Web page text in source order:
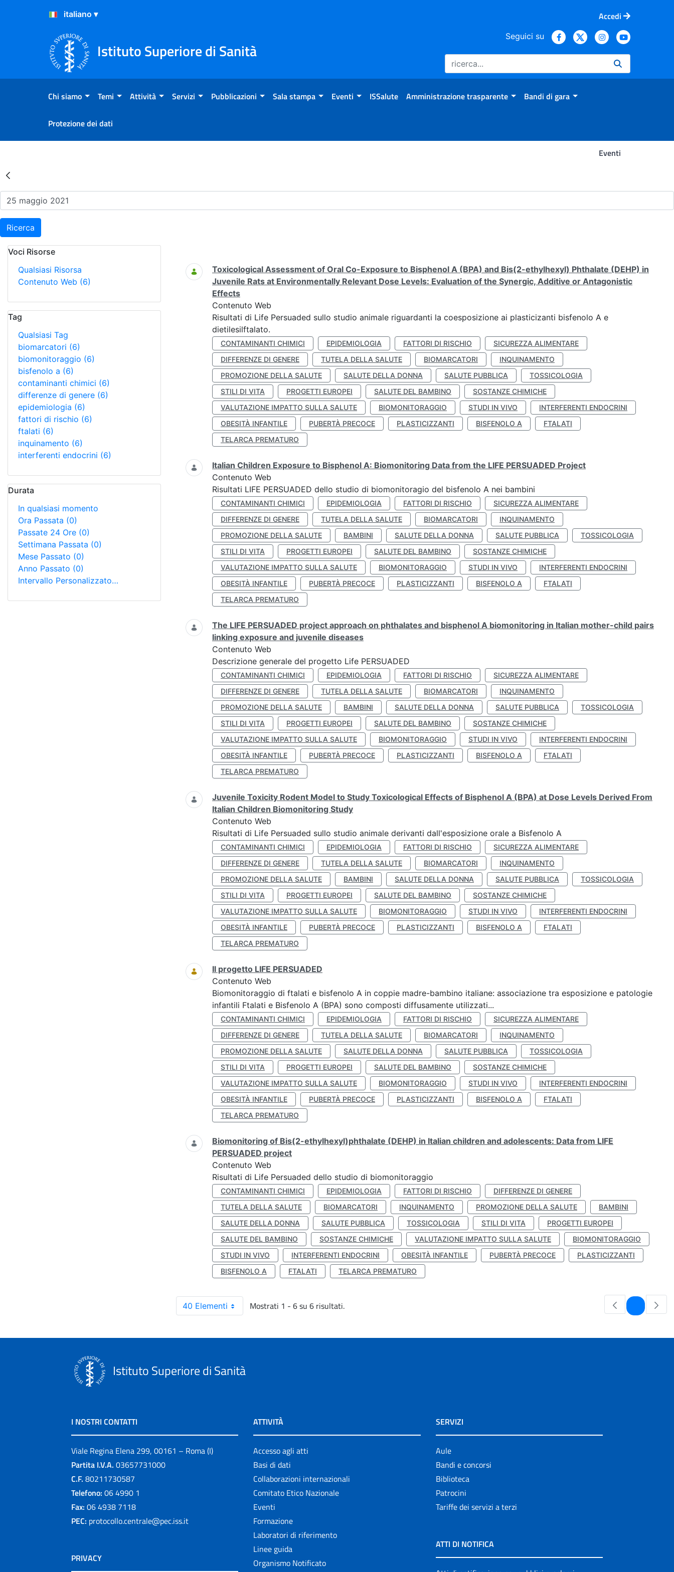
Salta al Contenuto
Salta al Footer
Accedi
Istituto Superiore di Sanità
Seguici su
Chi siamo Temi Attività Servizi Pubblicazioni Sala stampa Eventi ISSalute Amministrazione trasparente Bandi di gara
Protezione dei dati
Eventi
Risultati della Ricerca - Eventi
Ricerca
Voci Risorse
Qualsiasi Risorsa
Contenuto Web (6)
Tag
Qualsiasi Tag
biomarcatori (6)
biomonitoraggio (6)
bisfenolo a (6)
contaminanti chimici (6)
differenze di genere (6)
epidemiologia (6)
fattori di rischio (6)
ftalati (6)
inquinamento (6)
interferenti endocrini (6)
Durata
In qualsiasi momento
Ora Passata (0)
Passate 24 Ore (0)
Settimana Passata (0)
Mese Passato (0)
Anno Passato (0)
Intervallo Personalizzato…
Ricerca
Toxicological Assessment of Oral Co-Exposure to Bisphenol A (BPA) and Bis(2-ethylhexyl) Phthalate (DEHP) in
Juvenile Rats at Environmentally Relevant Dose Levels: Evaluation of the Synergic, Additive or Antagonistic
Effects
Contenuto Web
Risultati di Life Persuaded sullo studio animale riguardanti la coesposizione ai plasticizanti bisfenolo A e
dietilesilftalato.
CONTAMINANTI CHIMICI EPIDEMIOLOGIA FATTORI DI RISCHIO
SICUREZZA ALIMENTARE
DIFFERENZE DI GENERE
TUTELA DELLA SALUTE BIOMARCATORI
INQUINAMENTO
PROMOZIONE DELLA SALUTE
SALUTE DELLA DONNA SALUTE PUBBLICA
TOSSICOLOGIA
STILI DI VITA
PROGETTI EUROPEI SALUTE DEL BAMBINO
SOSTANZE CHIMICHE
VALUTAZIONE IMPATTO SULLA SALUTE
BIOMONITORAGGIO STUDI IN VIVO
INTERFERENTI ENDOCRINI
OBESITÀ INFANTILE
PUBERTÀ PRECOCE PLASTICIZZANTI BISFENOLO A
FTALATI
TELARCA PREMATURO
Italian Children Exposure to Bisphenol A: Biomonitoring Data from the LIFE PERSUADED Project
Contenuto Web
Risultati LIFE PERSUADED dello studio di biomonitoragio del bisfenolo A nei bambini
CONTAMINANTI CHIMICI EPIDEMIOLOGIA FATTORI DI RISCHIO
SICUREZZA ALIMENTARE
DIFFERENZE DI GENERE
TUTELA DELLA SALUTE BIOMARCATORI
INQUINAMENTO
PROMOZIONE DELLA SALUTE
BAMBINI SALUTE DELLA DONNA SALUTE PUBBLICA
TOSSICOLOGIA
STILI DI VITA
PROGETTI EUROPEI SALUTE DEL BAMBINO
SOSTANZE CHIMICHE
VALUTAZIONE IMPATTO SULLA SALUTE
BIOMONITORAGGIO STUDI IN VIVO
INTERFERENTI ENDOCRINI
OBESITÀ INFANTILE
PUBERTÀ PRECOCE PLASTICIZZANTI BISFENOLO A
FTALATI
TELARCA PREMATURO
The LIFE PERSUADED project approach on phthalates and bisphenol A biomonitoring in Italian mother-child pairs
linking exposure and juvenile diseases
Contenuto Web
Descrizione generale del progetto Life PERSUADED
CONTAMINANTI CHIMICI EPIDEMIOLOGIA FATTORI DI RISCHIO
SICUREZZA ALIMENTARE
DIFFERENZE DI GENERE
TUTELA DELLA SALUTE BIOMARCATORI
INQUINAMENTO
PROMOZIONE DELLA SALUTE
BAMBINI SALUTE DELLA DONNA SALUTE PUBBLICA
TOSSICOLOGIA
STILI DI VITA
PROGETTI EUROPEI SALUTE DEL BAMBINO
SOSTANZE CHIMICHE
VALUTAZIONE IMPATTO SULLA SALUTE
BIOMONITORAGGIO STUDI IN VIVO
INTERFERENTI ENDOCRINI
OBESITÀ INFANTILE
PUBERTÀ PRECOCE PLASTICIZZANTI BISFENOLO A
FTALATI
TELARCA PREMATURO
Juvenile Toxicity Rodent Model to Study Toxicological Effects of Bisphenol A (BPA) at Dose Levels Derived From
Italian Children Biomonitoring Study
Contenuto Web
Risultati di Life Persuaded sullo studio animale derivanti dall'esposizione orale a Bisfenolo A
CONTAMINANTI CHIMICI EPIDEMIOLOGIA FATTORI DI RISCHIO
SICUREZZA ALIMENTARE
DIFFERENZE DI GENERE
TUTELA DELLA SALUTE BIOMARCATORI
INQUINAMENTO
PROMOZIONE DELLA SALUTE
BAMBINI SALUTE DELLA DONNA SALUTE PUBBLICA
TOSSICOLOGIA
STILI DI VITA
PROGETTI EUROPEI SALUTE DEL BAMBINO
SOSTANZE CHIMICHE
VALUTAZIONE IMPATTO SULLA SALUTE
BIOMONITORAGGIO STUDI IN VIVO
INTERFERENTI ENDOCRINI
OBESITÀ INFANTILE
PUBERTÀ PRECOCE PLASTICIZZANTI BISFENOLO A
FTALATI
TELARCA PREMATURO
Il progetto LIFE PERSUADED
Contenuto Web
Biomonitoraggio di ftalati e bisfenolo A in coppie madre-bambino italiane: associazione tra esposizione e patologie
infantili Ftalati e Bisfenolo A (BPA) sono composti diffusamente utilizzati...
CONTAMINANTI CHIMICI EPIDEMIOLOGIA FATTORI DI RISCHIO
SICUREZZA ALIMENTARE
DIFFERENZE DI GENERE
TUTELA DELLA SALUTE BIOMARCATORI
INQUINAMENTO
PROMOZIONE DELLA SALUTE
SALUTE DELLA DONNA SALUTE PUBBLICA
TOSSICOLOGIA
STILI DI VITA
PROGETTI EUROPEI SALUTE DEL BAMBINO
SOSTANZE CHIMICHE
VALUTAZIONE IMPATTO SULLA SALUTE
BIOMONITORAGGIO STUDI IN VIVO
INTERFERENTI ENDOCRINI
OBESITÀ INFANTILE
PUBERTÀ PRECOCE PLASTICIZZANTI BISFENOLO A
FTALATI
TELARCA PREMATURO
Biomonitoring of Bis(2-ethylhexyl)phthalate (DEHP) in Italian children and adolescents: Data from LIFE
PERSUADED project
Contenuto Web
Risultati di Life Persuaded dello studio di biomonitoraggio
CONTAMINANTI CHIMICI EPIDEMIOLOGIA FATTORI DI RISCHIO
DIFFERENZE DI GENERE
TUTELA DELLA SALUTE
BIOMARCATORI INQUINAMENTO PROMOZIONE DELLA SALUTE
BAMBINI
SALUTE DELLA DONNA
SALUTE PUBBLICA TOSSICOLOGIA STILI DI VITA
PROGETTI EUROPEI
SALUTE DEL BAMBINO
SOSTANZE CHIMICHE VALUTAZIONE IMPATTO SULLA SALUTE
BIOMONITORAGGIO
STUDI IN VIVO
INTERFERENTI ENDOCRINI OBESITÀ INFANTILE PUBERTÀ PRECOCE
PLASTICIZZANTI
BISFENOLO A
FTALATI TELARCA PREMATURO
40 Elementi Mostrati 1 - 6 su 6 risultati. Pagina
Istituto Superiore di Sanità
I NOSTRI CONTATTI
Viale Regina Elena 299, 00161 – Roma (I)
Partita I.V.A. 03657731000
C.F. 80211730587
Telefono: 06 4990 1
Fax: 06 4938 7118
PEC: protocollo.centrale@pec.iss.it
PRIVACY
ATTIVITÀ
Accesso agli atti
Basi di dati
Collaborazioni internazionali
Comitato Etico Nazionale
Eventi
Formazione
Laboratori di riferimento
Linee guida
Organismo Notificato
SERVIZI
Aule
Bandi e concorsi
Biblioteca
Patrocini
Tariffe dei servizi a terzi
ATTI DI NOTIFICA